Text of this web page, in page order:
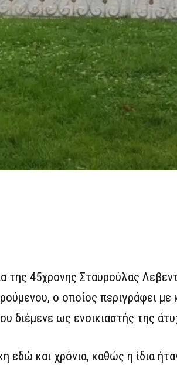
της 45χρονης Σταυρούλας
ο οποίος περιγράφει με
διέμενε ως ενοικιαστής της
και χρόνια, καθώς η ίδια